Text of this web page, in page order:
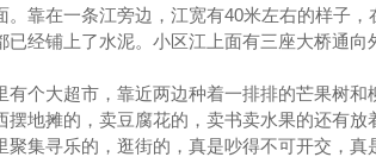
。靠在一条江旁边，江宽有40米左右的样子
已经铺上了水泥。小区江上面有三座大桥通向
大超市，靠近两边种着一排排的芒果树和
地摊的，卖豆腐花的，卖书卖水果的还有放
集寻乐的，逛街的，真是吵得不可开交，真